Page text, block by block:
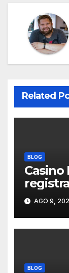
Related
BLOG
Casino
AGO 9,
BLOG